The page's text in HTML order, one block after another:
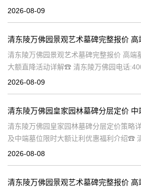
南☎ 清东陵万佛园电话:400-838-5063清东
2026-08-09
清东陵万佛园景观艺术墓碑完整报价 高端
大额直降活动详解☎ 清东陵万佛园电话
838-5063清东陵万佛园，作为中国著名的
2026-08-09
清东陵万佛园皇家园林墓碑分层定价策略
及中端墓位限时大额让利优惠福利介绍☎
陵万佛园电话:400-838-5063清东陵万佛园
2026-08-08